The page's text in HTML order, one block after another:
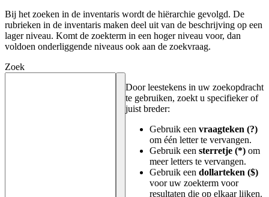
Bij het zoeken in de inventaris wordt de hiërarchie gevolgd. De
rubrieken in de inventaris maken deel uit van de beschrijving op een
lager niveau. Komt de zoekterm in een hoger niveau voor, dan
voldoen onderliggende niveaus ook aan de zoekvraag.
Zoek
Door leestekens in uw zoekopdracht
te gebruiken, zoekt u specifieker of
juist breder:
Gebruik een vraagteken (?)
om één letter te vervangen.
Gebruik een sterretje (*) om
meer letters te vervangen.
Gebruik een dollarteken ($)
voor uw zoekterm voor
resultaten die op elkaar lijken.